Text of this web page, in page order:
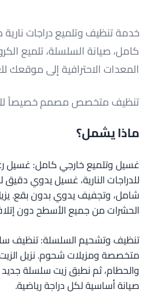
خدمة تنظيف وتلميع دراجات
كامل، صيانة السلسلة، تلميع
المعدات الاحترافية إلى موقعك
تنظيف متخصص مصمم خصيصاً
ماذا يشمل؟
غسيل وتلميع خارجي كامل: غسيل
للدراجات النارية، غسيل يدوي
شامل، وتجفيف يدوي بدون بقع. يزيل
الحشرات من جميع الأسطح دون
تنظيف وتشحيم السلسلة: تنظيف
متخصصة ومزيلات شحوم. نزيل
والحطام، ثم نطبق زيت سلسلة جديد
صيانة أساسية لكل دراجة رياضية.